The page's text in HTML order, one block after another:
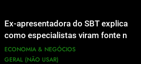
Ex-apresentadora do SBT explica
como especialistas viram fonte na
mídia
ECONOMIA & NEGÓCIOS
GERAL (NÃO USAR)